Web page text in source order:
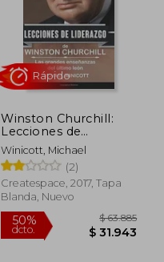
40%
dcto.
Winston Churchill:
Lecciones de
Liderazgo: Las
Grandes Enseñanzas
del Último León.
Winicott, Michael
(2)
Createspace, 2017, Tapa
Blanda, Nuevo